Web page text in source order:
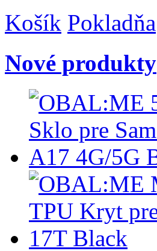
Košík Pokladňa
Nové produkty